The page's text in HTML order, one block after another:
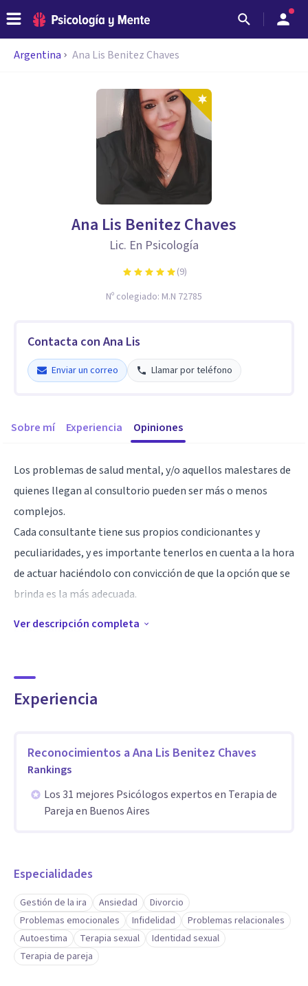
Argentina Ana Lis Benitez Chaves
Ana Lis Benitez Chaves
Lic. En Psicología
(9)
Nº colegiado: M.N 72785
Contacta con Ana Lis
Enviar un correo Llamar por teléfono
Sobre mí Experiencia Opiniones
Los problemas de salud mental, y/o aquellos malestares de
quienes llegan al consultorio pueden ser más o menos
complejos.
Cada consultante tiene sus propios condicionantes y
peculiaridades, y es importante tenerlos en cuenta a la hora
de actuar haciéndolo con convicción de que la opción que se
brinda es la más adecuada.
Especialidad
Buenos Aires.
Me especialicé en terapias basada en la evidencia (Terapia
Pareja.
También me formé en Trastornos de Ansiedad, junto a
otros cursos y formaciones.
Motivación, Empatía, Escucha, Flexibilidad, Trabajo en
equipo, Confianza, Autonomía, Accesibilidad, Compromiso y
Paciencia
¡Te invito a compartir este espacio conmigo!
Ver descripción completa
Experiencia
Reconocimientos a Ana Lis Benitez Chaves
Rankings
Los 31 mejores Psicólogos expertos en Terapia de
Pareja en Buenos Aires
Especialidades
Gestión de la ira Ansiedad
Divorcio
Problemas emocionales
Infidelidad
Problemas relacionales
Autoestima
Terapia sexual
Identidad sexual
Terapia de pareja